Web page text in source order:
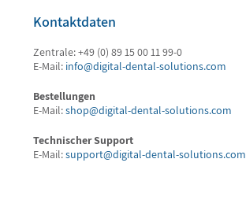
Kontaktdaten
Zentrale: +49 (0) 89 15 00 11 99-0
E-Mail: info@digital-dental-solutions.com
Bestellungen
E-Mail:shop@digital-dental-solutions.com
Technischer Support
E-Mail:support@digital-dental-solutions.com